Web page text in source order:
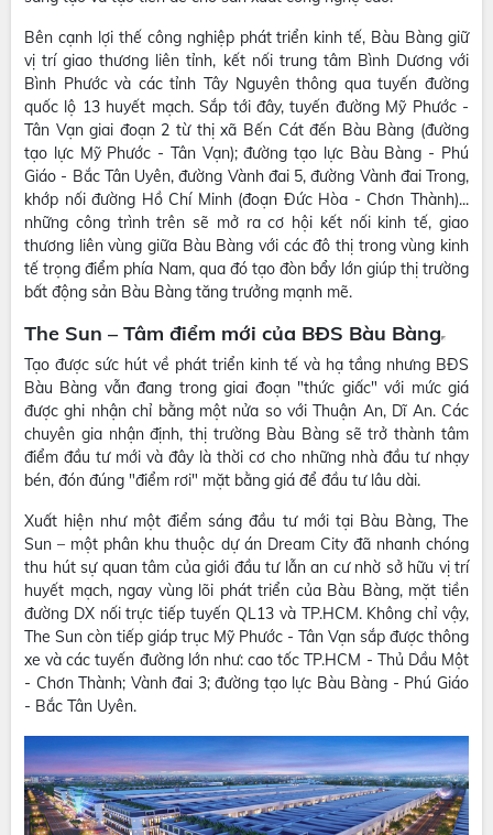
Bên cạnh lợi thế công nghiệp phát triển kinh tế, Bàu Bàng giữ
vị trí giao thương liên tỉnh, kết nối trung tâm Bình Dương với
Bình Phước và các tỉnh Tây Nguyên thông qua tuyến đường
quốc lộ 13 huyết mạch. Sắp tới đây, tuyến đường Mỹ Phước -
Tân Vạn giai đoạn 2 từ thị xã Bến Cát đến Bàu Bàng (đường
tạo lực Mỹ Phước - Tân Vạn); đường tạo lực Bàu Bàng - Phú
Giáo - Bắc Tân Uyên, đường Vành đai 5, đường Vành đai Trong,
khớp nối đường Hồ Chí Minh (đoạn Đức Hòa - Chơn Thành)...
những công trình trên sẽ mở ra cơ hội kết nối kinh tế, giao
thương liên vùng giữa Bàu Bàng với các đô thị trong vùng kinh
tế trọng điểm phía Nam, qua đó tạo đòn bẩy lớn giúp thị trường
bất động sản Bàu Bàng tăng trưởng mạnh mẽ.
The Sun – Tâm điểm mới của BĐS Bàu Bàng
Tạo được sức hút về phát triển kinh tế và hạ tầng nhưng BĐS
Bàu Bàng vẫn đang trong giai đoạn "thức giấc" với mức giá
được ghi nhận chỉ bằng một nửa so với Thuận An, Dĩ An. Các
chuyên gia nhận định, thị trường Bàu Bàng sẽ trở thành tâm
điểm đầu tư mới và đây là thời cơ cho những nhà đầu tư nhạy
bén, đón đúng "điểm rơi" mặt bằng giá để đầu tư lâu dài.
Xuất hiện như một điểm sáng đầu tư mới tại Bàu Bàng, The
Sun – một phân khu thuộc dự án Dream City đã nhanh chóng
thu hút sự quan tâm của giới đầu tư lẫn an cư nhờ sở hữu vị trí
huyết mạch, ngay vùng lõi phát triển của Bàu Bàng, mặt tiền
đường DX nối trực tiếp tuyến QL13 và TP.HCM. Không chỉ vậy,
The Sun còn tiếp giáp trục Mỹ Phước - Tân Vạn sắp được thông
xe và các tuyến đường lớn như: cao tốc TP.HCM - Thủ Dầu Một
- Chơn Thành; Vành đai 3; đường tạo lực Bàu Bàng - Phú Giáo
- Bắc Tân Uyên.